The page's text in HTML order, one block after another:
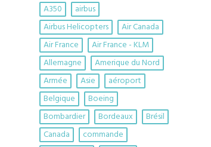
A350
airbus
Airbus Helicopters
Air Canada
Air France
Air France - KLM
Allemagne
Amerique du Nord
Armée
Asie
aéroport
Belgique
Boeing
Bombardier
Bordeaux
Brésil
Canada
commande